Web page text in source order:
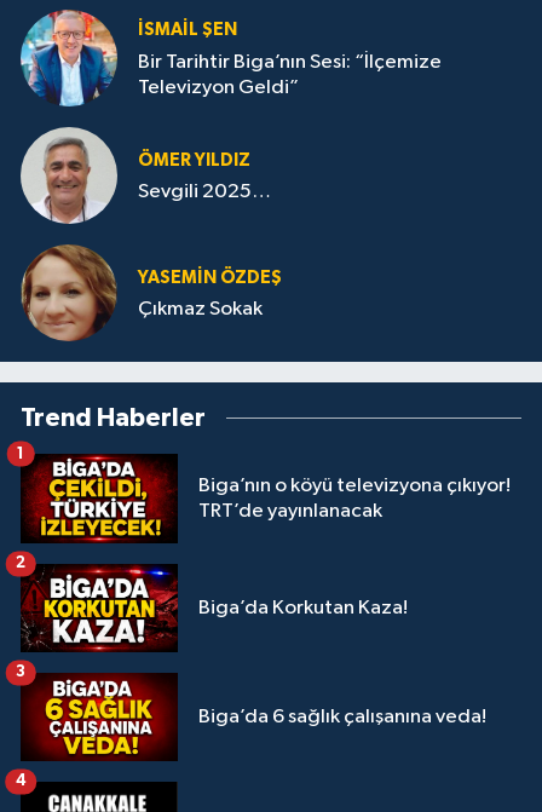
İSMAIL ŞEN
Bir Tarihtir Biga’nın Sesi: “İlçemize
Televizyon Geldi”
ÖMER YILDIZ
Sevgili 2025…
YASEMIN ÖZDEŞ
Çıkmaz Sokak
Trend Haberler
Biga’nın o köyü televizyona çıkıyor!
TRT’de yayınlanacak
1
Biga’da Korkutan Kaza!
2
Biga’da 6 sağlık çalışanına veda!
3
4